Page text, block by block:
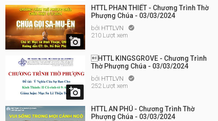

HTTL PHAN THIẾT - Chương Trình Thờ
Phượng Chúa - 03/03/2024
bởi HTTLVN 
210 Lượt xem

HTTL KINGSGROVE - Chương Trình
Thờ Phượng Chúa - 03/03/2024
bởi HTTLVN 
252 Lượt xem
HTTL AN PHÚ - Chương Trình Thờ
Phượng Chúa - 03/03/2024